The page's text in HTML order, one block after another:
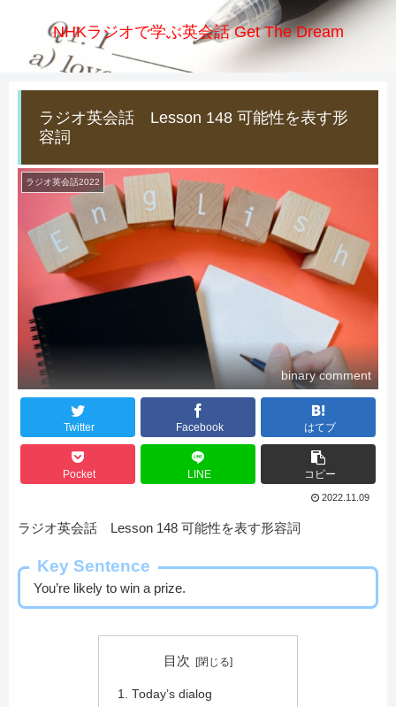
NHKラジオで学ぶ英会話 Get The Dream
ラジオ英会話 Lesson 148 可能性を表す形
容詞
ラジオ英会話2022
binary comment
Twitter Facebook はてブ
Pocket LINE コピー
2022.11.09
ラジオ英会話 Lesson 148 可能性を表す形容詞
Key Sentence
You’re likely to win a prize.
目次
Today’s dialog